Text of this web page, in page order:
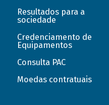
Resultados para a
sociedade
Credenciamento de
Equipamentos
Consulta PAC
Moedas contratuais